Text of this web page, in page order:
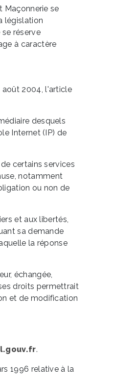
Maçonnerie se
législation
réserve
à caractère
août 2004, l'article
desquels
Internet (IP) de
certains services
notamment
ou non de
et aux libertés,
sa demande
la réponse
échangée,
droits permettrait
et de modification
.
1996 relative à la